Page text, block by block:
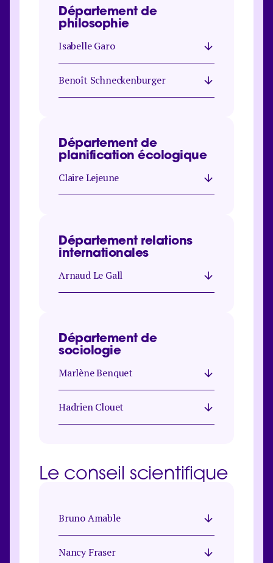
Département de
philosophie
Isabelle Garo
Benoît Schneckenburger
Département de
planification écologique
Claire Lejeune
Département relations
internationales
Arnaud Le Gall
Département de
sociologie
Marlène Benquet
Hadrien Clouet
Le conseil scientifique
Bruno Amable
Nancy Fraser